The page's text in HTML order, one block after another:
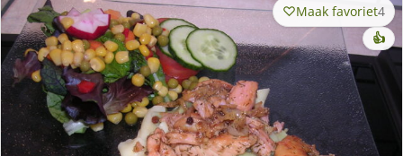
Maak favoriet4
👍